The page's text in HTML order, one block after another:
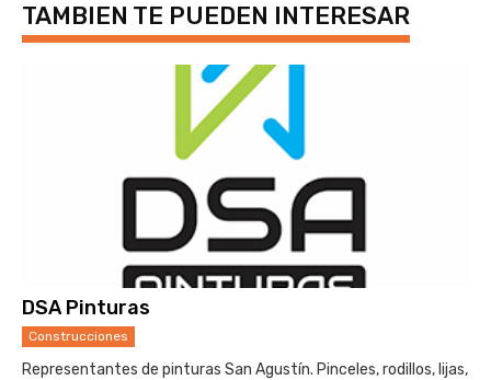
TAMBIEN TE PUEDEN INTERESAR
DSA Pinturas
Construcciones
Representantes de pinturas San Agustín. Pinceles, rodillos, lijas,